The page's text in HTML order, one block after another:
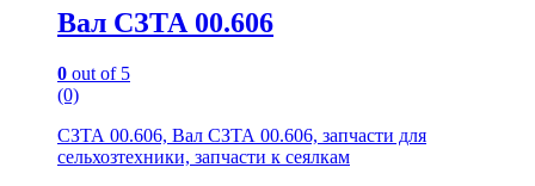
Вал СЗТА 00.606
0 out of 5
(0)
СЗТА 00.606, Вал СЗТА 00.606, запчасти для
сельхозтехники, запчасти к сеялкам